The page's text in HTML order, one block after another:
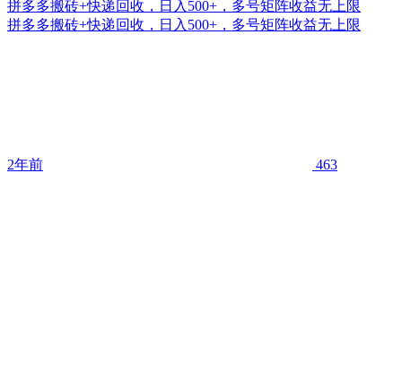
拼多多搬砖+快递回收，日入500+，多号矩阵收益无上限
拼多多搬砖+快递回收，日入500+，多号矩阵收益无上限
2年前 463